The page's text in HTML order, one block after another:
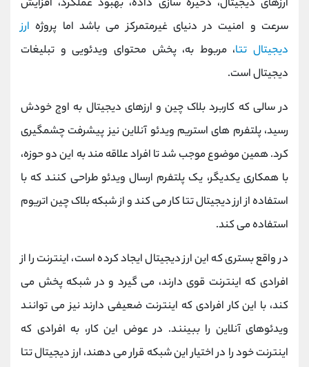
ارزهای دیجیتال، ذخیره سازی داده، بهبود عملکرد، افزایش
سرعت و امنیت در دنیای غیرمتمرکز می باشد اما پروژه ارز
دیجیتال تتا، مربوط به، پخش محتوای ویدئویی و تبلیغات
دیجیتال است.
در سالی که کاربرد بلاک چین و ارزهای دیجیتال به اوج خودش
رسید، پلتفرم های استریم ویدئو آنلاین نیز پیشرفت چشمگیری
کرد. همین موضوع موجب شد تا افراد علاقه مند به این دو حوزه،
با همکاری یکدیگر، یک پلتفرم ارسال ویدئو طراحی کنند که با
استفاده از ارز دیجیتال تتا کار می کند و از شبکه بلاک چین اتریوم
استفاده می کند.
در واقع بستری که این ارز دیجیتال ایجاد کرده است، اینترنت را از
افرادی که اینترنت قوی دارند، می گیرد و در شبکه پخش می
کند، با این کار افرادی که اینترنت ضعیفی دارند نیز می توانند
ویدئوهای آنلاین را ببینند. در عوض این کار، به افرادی که
اینترنت خود را در اختیار این شبکه قرار می دهند، ارز دیجیتال تتا